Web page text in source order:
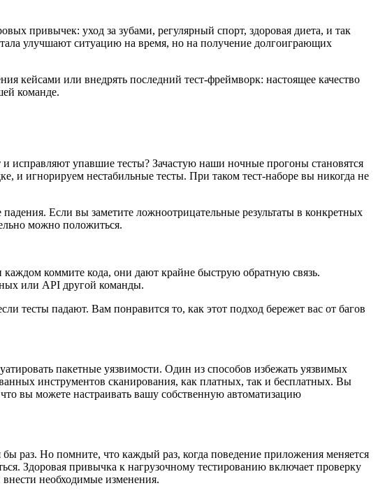
привычек: уход за зубами, регулярный спорт, здоровая диета, и так
улучшают ситуацию на время, но на получение долгоиграющих
кейсами или внедрять последний тест-фреймворк: настоящее качество
команде.
исправляют упавшие тесты? Зачастую наши ночные прогоны становятся
и игнорируем нестабильные тесты. При таком тест-наборе вы никогда не
Если вы заметите ложноотрицательные результаты в конкретных
можно положиться.
коммите кода, они дают крайне быструю обратную связь.
или API другой команды.
тесты падают. Вам понравится то, как этот подход бережет вас от багов
пакетные уязвимости. Один из способов избежать уязвимых
инструментов сканирования, как платных, так и бесплатных. Вы
вы можете настраивать вашу собственную автоматизацию
раз. Но помните, что каждый раз, когда поведение приложения меняется
Здоровая привычка к нагрузочному тестированию включает проверку
внести необходимые изменения.